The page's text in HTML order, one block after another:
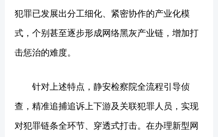
犯罪已发展出分工细化、紧密协作的产业化模
式，个别甚至逐步形成网络黑灰产业链，增加打
击惩治的难度。
针对上述特点，静安检察院全流程引导侦
查，精准追捕追诉上下游及关联犯罪人员，实现
对犯罪链条全环节、穿透式打击。在办理新型网